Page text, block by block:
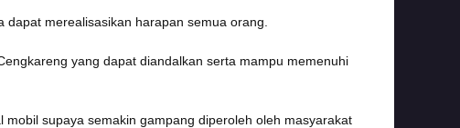
merealisasikan harapan semua orang.
yang dapat diandalkan serta mampu memenuhi
supaya semakin gampang diperoleh oleh masyarakat